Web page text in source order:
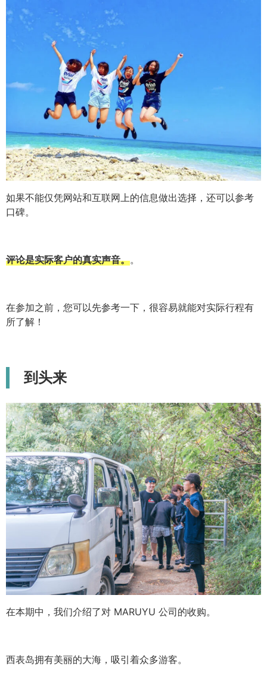
如果不能仅凭网站和互联网上的信息做出选择，还可以参考
口碑。
评论是实际客户的真实声音。。
在参加之前，您可以先参考一下，很容易就能对实际行程有
所了解！
到头来
在本期中，我们介绍了对 MARUYU 公司的收购。
西表岛拥有美丽的大海，吸引着众多游客。